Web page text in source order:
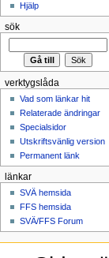
Hjälp
sök
verktygslåda
Vad som länkar hit
Relaterade ändringar
Specialsidor
Utskriftsvänlig version
Permanent länk
länkar
SVÄ hemsida
FFS hemsida
SVÄ/FFS Forum